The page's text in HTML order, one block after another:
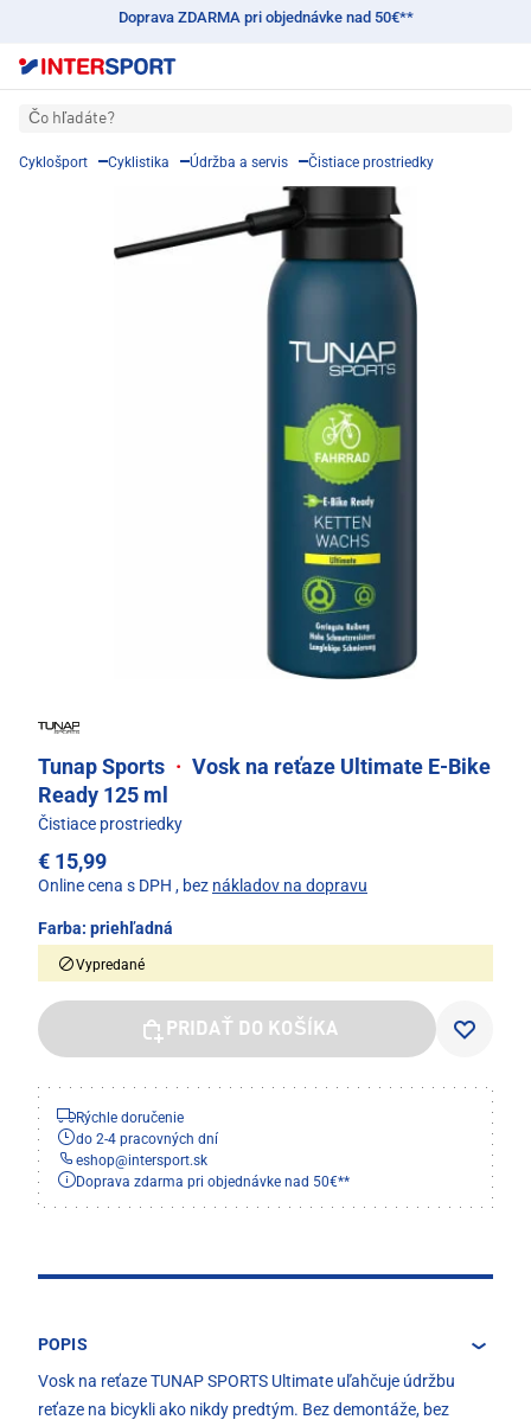
Doprava ZDARMA pri objednávke nad 50€**
Čo hľadáte?
Cyklošport Cyklistika Údržba a servis Čistiace prostriedky
Tunap Sports · Vosk na reťaze Ultimate E-Bike
Ready 125 ml
Čistiace prostriedky
€ 15,99
Online cena s DPH , bez nákladov na dopravu
Farba: priehľadná
Vypredané
PRIDAŤ DO KOŠÍKA
Rýchle doručenie
do 2-4 pracovných dní
eshop@intersport.sk
Doprava zdarma pri objednávke nad 50€**
POPIS
Vosk na reťaze TUNAP SPORTS Ultimate uľahčuje údržbu
reťaze na bicykli ako nikdy predtým. Bez demontáže, bez